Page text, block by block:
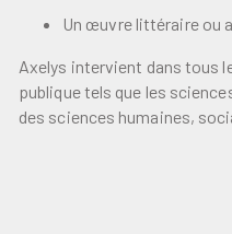
Un œuvre littéraire ou
Axelys intervient dans tous
publique tels que les
des sciences humaines,